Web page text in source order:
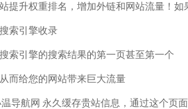
提升权重排名，增加外链和网站流量！如
索引擎收录
索引擎的搜索结果的第一页甚至第一个
而给您的网站带来巨大流量
导航网 永久缓存贵站信息，通过这个页